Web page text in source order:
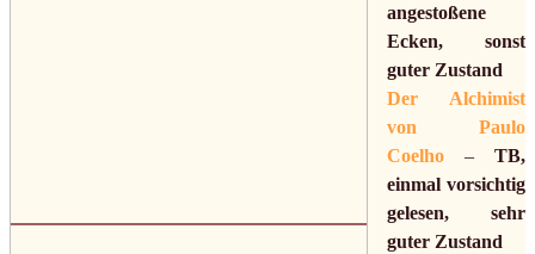
angestoßene
Ecken, sonst
guter Zustand
Der Alchimist
von Paulo
Coelho – TB,
einmal vorsichtig
gelesen, sehr
guter Zustand